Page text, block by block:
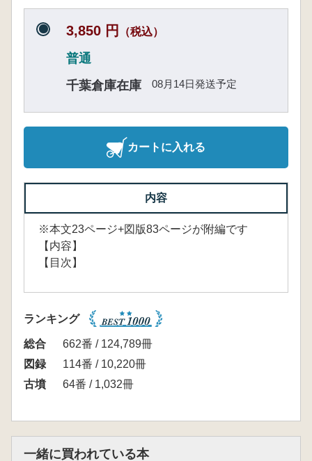
3,850 円 （税込）
普通
千葉倉庫在庫
08月14日発送予定
カートに入れる
内容
※本文23ページ+図版83ページが附編です
【内容】
【目次】
ランキング
総合
662番 / 124,789冊
図録
114番 / 10,220冊
古墳
64番 / 1,032冊
一緒に買われている本